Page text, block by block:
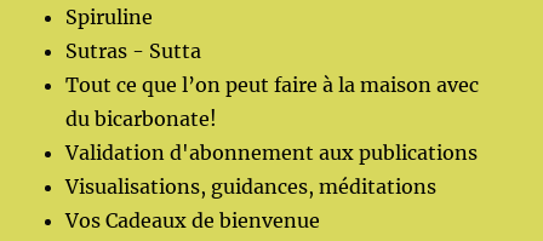
Spiruline
Sutras - Sutta
Tout ce que l’on peut faire à la maison avec
du bicarbonate!
Validation d'abonnement aux publications
Visualisations, guidances, méditations
Vos Cadeaux de bienvenue